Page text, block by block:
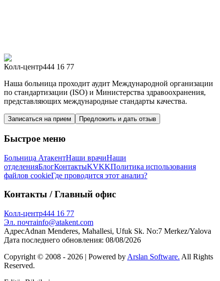
Колл-центр444 16 77
Наша больница проходит аудит Международной организации
по стандартизации (ISO) и Министерства здравоохранения,
представляющих международные стандарты качества.
Записаться на прием Предложить и дать отзыв
Быстрое меню
Больница АтакентНаши врачиНаши
отделенияБлогКонтактыKVKKПолитика использования
файлов cookieГде проводится этот анализ?
Контакты / Главный офис
Колл-центр444 16 77
Эл. почтаinfo@atakent.com
АдресAdnan Menderes, Mahallesi, Ufuk Sk. No:7 Merkez/Yalova
Дата последнего обновления: 08/08/2026
Copyright © 2008 - 2026 | Powered by Arslan Software. All Rights
Reserved.